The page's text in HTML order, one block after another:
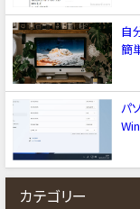
自
簡
パ
カテゴリー